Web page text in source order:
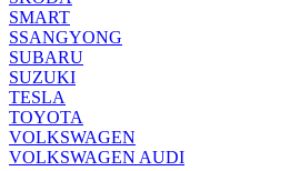
SMART
SSANGYONG
SUBARU
SUZUKI
TESLA
TOYOTA
VOLKSWAGEN
VOLKSWAGEN AUDI